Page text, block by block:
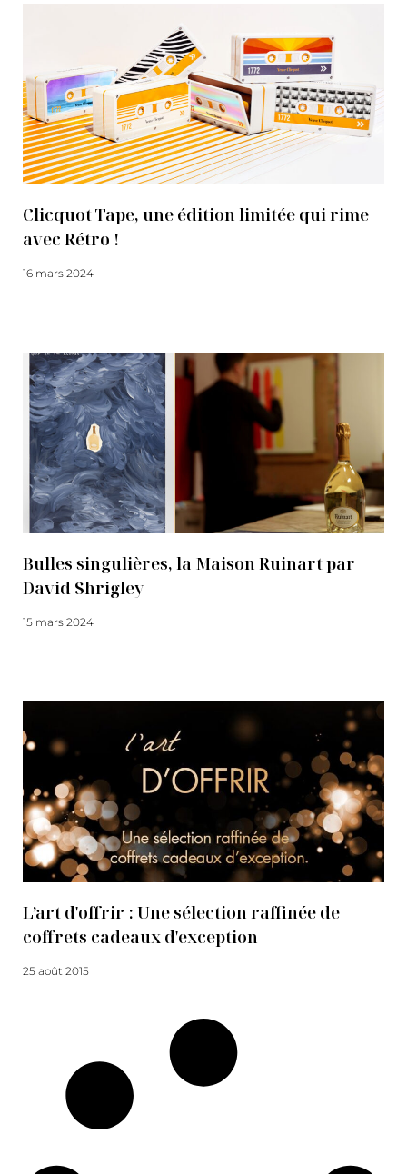
Clicquot Tape, une édition limitée qui rime
avec Rétro !
16 mars 2024
Bulles singulières, la Maison Ruinart par
David Shrigley
15 mars 2024
L’art d'offrir : Une sélection raffinée de
coffrets cadeaux d'exception
25 août 2015